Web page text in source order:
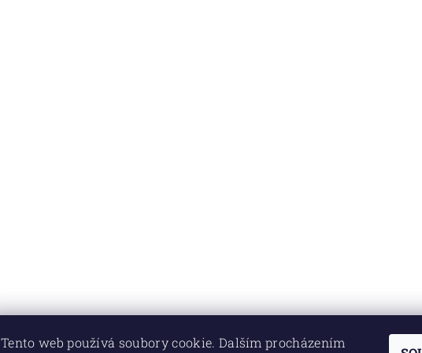
Tento web používá soubory cookie. Dalším procházením